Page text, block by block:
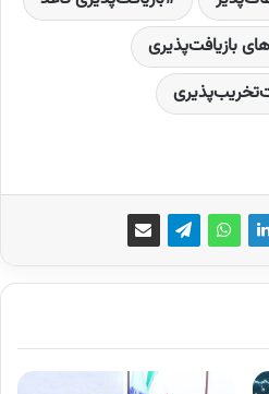
بازیافت‌پذیری